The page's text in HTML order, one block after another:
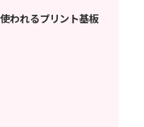
われるプリント基板